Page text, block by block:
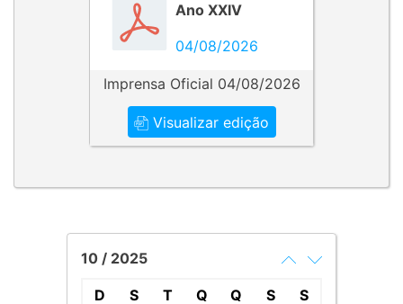
Ano XXIV
04/08/2026
Imprensa Oficial 04/08/2026
Visualizar edição
10 / 2025
D S T Q Q S
S